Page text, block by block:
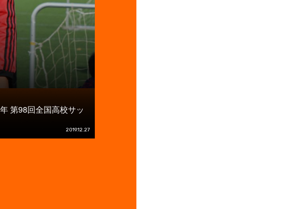
第98回全国高校サッ
2019.12.27